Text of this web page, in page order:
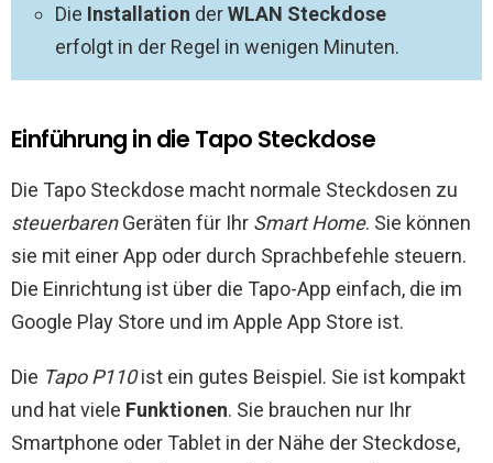
Die Installation derWLAN Steckdose
erfolgt in der Regel in wenigen Minuten.
Einführung in die Tapo Steckdose
Die Tapo Steckdose macht normale Steckdosen zu
steuerbarenGeräten für Ihr Smart Home. Sie können
sie mit einer App oder durch Sprachbefehle steuern.
Die Einrichtung ist über die Tapo-App einfach, die im
Google Play Store und im Apple App Store ist.
Die Tapo P110ist ein gutes Beispiel. Sie ist kompakt
und hat viele Funktionen. Sie brauchen nur Ihr
Smartphone oder Tablet in der Nähe der Steckdose,